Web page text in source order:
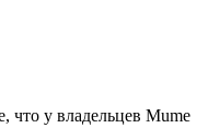
что у владельцев Mume